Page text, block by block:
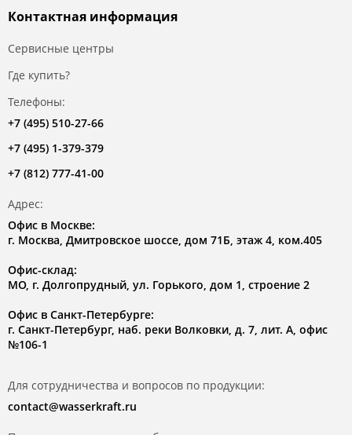
Контактная информация
Сервисные центры
Где купить?
Телефоны:
+7 (495) 510-27-66
+7 (495) 1-379-379
+7 (812) 777-41-00
Адрес:
Офис в Москве:
г. Москва, Дмитровское шоссе, дом 71Б, этаж 4, ком.405
Офис-склад:
МО, г. Долгопрудный, ул. Горького, дом 1, строение 2
Офис в Санкт-Петербурге:
г. Санкт-Петербург, наб. реки Волковки, д. 7, лит. А, офис
№106-1
Для сотрудничества и вопросов по продукции:
contact@wasserkraft.ru